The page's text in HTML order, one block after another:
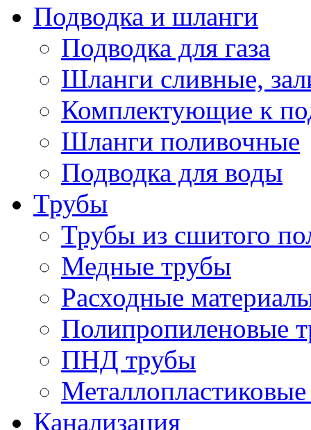
Подводка и шланги
Подводка для газа
Шланги сливные,
Комплектующие к
Шланги поливочные
Подводка для воды
Трубы
Трубы из сшитого
Медные трубы
Расходные
Полипропиленовые
ПНД трубы
Канализация